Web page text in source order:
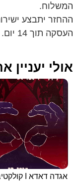
המשלוח.
ההחזר יתבצע
העסקה תוך 14 יום.
אולי יעניין
אגדה דאדא I קולקטיב SIRA